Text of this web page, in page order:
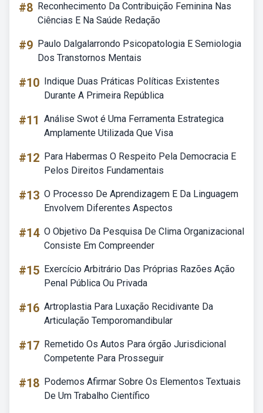
#8 Reconhecimento Da Contribuição Feminina Nas
Ciências E Na Saúde Redação
#9 Paulo Dalgalarrondo Psicopatologia E Semiologia
Dos Transtornos Mentais
#10 Indique Duas Práticas Políticas Existentes
Durante A Primeira República
#11 Análise Swot é Uma Ferramenta Estrategica
Amplamente Utilizada Que Visa
#12 Para Habermas O Respeito Pela Democracia E
Pelos Direitos Fundamentais
#13 O Processo De Aprendizagem E Da Linguagem
Envolvem Diferentes Aspectos
#14 O Objetivo Da Pesquisa De Clima Organizacional
Consiste Em Compreender
#15 Exercício Arbitrário Das Próprias Razões Ação
Penal Pública Ou Privada
#16 Artroplastia Para Luxação Recidivante Da
Articulação Temporomandibular
#17 Remetido Os Autos Para órgão Jurisdicional
Competente Para Prosseguir
#18 Podemos Afirmar Sobre Os Elementos Textuais
De Um Trabalho Científico